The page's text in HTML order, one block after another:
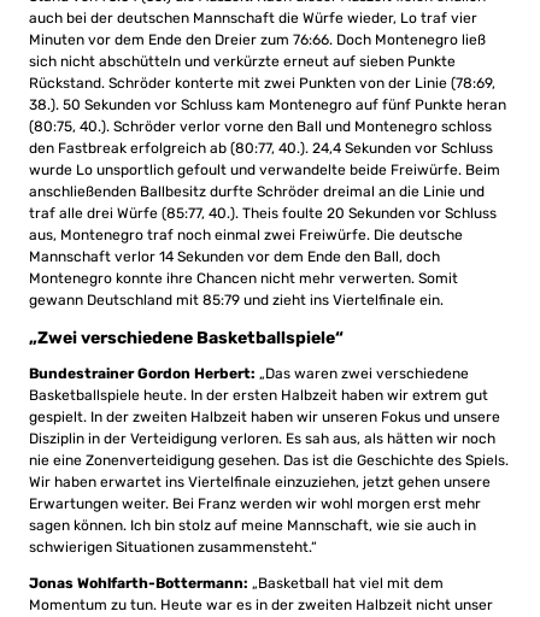
auch bei der deutschen Mannschaft die Würfe wieder, Lo traf vier
Minuten vor dem Ende den Dreier zum 76:66. Doch Montenegro ließ
sich nicht abschütteln und verkürzte erneut auf sieben Punkte
Rückstand. Schröder konterte mit zwei Punkten von der Linie (78:69,
38.). 50 Sekunden vor Schluss kam Montenegro auf fünf Punkte heran
(80:75, 40.). Schröder verlor vorne den Ball und Montenegro schloss
den Fastbreak erfolgreich ab (80:77, 40.). 24,4 Sekunden vor Schluss
wurde Lo unsportlich gefoult und verwandelte beide Freiwürfe. Beim
anschließenden Ballbesitz durfte Schröder dreimal an die Linie und
traf alle drei Würfe (85:77, 40.). Theis foulte 20 Sekunden vor Schluss
aus, Montenegro traf noch einmal zwei Freiwürfe. Die deutsche
Mannschaft verlor 14 Sekunden vor dem Ende den Ball, doch
Montenegro konnte ihre Chancen nicht mehr verwerten. Somit
gewann Deutschland mit 85:79 und zieht ins Viertelfinale ein.
„Zwei verschiedene Basketballspiele“
Bundestrainer Gordon Herbert: „Das waren zwei verschiedene
Basketballspiele heute. In der ersten Halbzeit haben wir extrem gut
gespielt. In der zweiten Halbzeit haben wir unseren Fokus und unsere
Disziplin in der Verteidigung verloren. Es sah aus, als hätten wir noch
nie eine Zonenverteidigung gesehen. Das ist die Geschichte des Spiels.
Wir haben erwartet ins Viertelfinale einzuziehen, jetzt gehen unsere
Erwartungen weiter. Bei Franz werden wir wohl morgen erst mehr
sagen können. Ich bin stolz auf meine Mannschaft, wie sie auch in
schwierigen Situationen zusammensteht.“
Jonas Wohlfarth-Bottermann: „Basketball hat viel mit dem
Momentum zu tun. Heute war es in der zweiten Halbzeit nicht unser